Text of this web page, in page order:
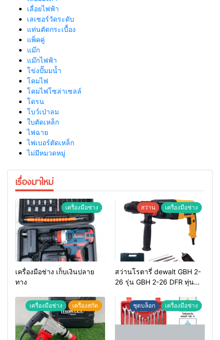
เลื่อยไฟฟ้า
เลเซอร์วัดระดับ
แท่นตัดกระเบื้อง
แพ็คคู่
แม๊ก
แม๊กไฟฟ้า
โข่งปั๊มมน้ำ
โคมไฟ
โคมไฟโซล่าเซลล์
โดรน
โบว์เป่าลม
ใบตัดเหล็ก
ไฟฉาย
ไฟเบอร์ตัดเหล็ก
ไม่มีหมวดหมู่
เรื่องมาใหม่
เครื่องมือช่าง
เครื่องมือช่าง เก็บเงินปลาย
ทาง
สว่าน เครื่องมือช่าง
สว่านโรตารี่ dewalt GBH 2-
26 รุ่น GBH 2-26 DFR ทุ่น
เครื่องมือช่าง เครื่องสกัด ชุดบล็อก เครื่องมือช่าง